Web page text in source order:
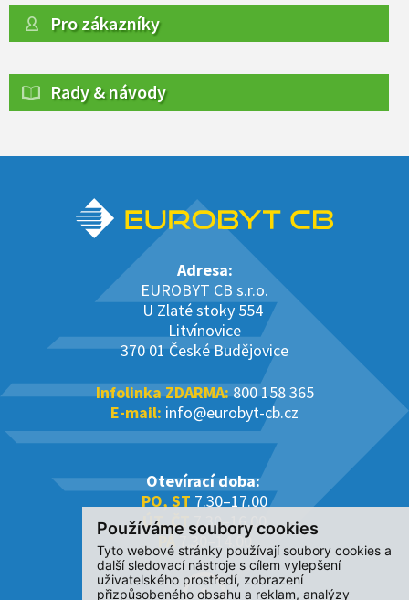
Používáme soubory cookies
Tyto webové stránky používají soubory cookies a
další sledovací nástroje s cílem vylepšení
uživatelského prostředí, zobrazení
přizpůsobeného obsahu a reklam, analýzy
Pro zákazníky
Rady & návody
Adresa:
EUROBYT CB s.r.o.
U Zlaté stoky 554
Litvínovice
370 01 České Budějovice
Infolinka ZDARMA:800 158 365
E-mail: info@eurobyt-cb.cz
Otevírací doba:
PO, ST 7.30–17.00
ÚT, ČT7.30–16.00
PÁ7.30–14.00